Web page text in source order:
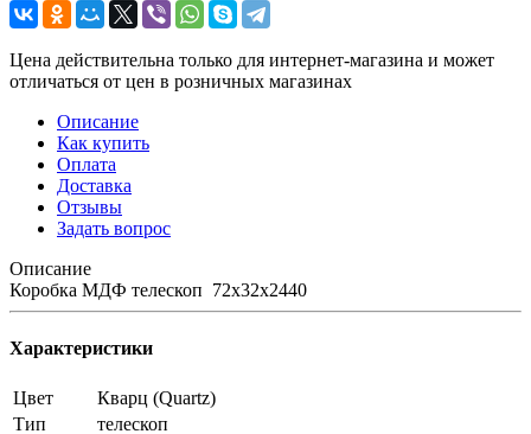
Цена действительна только для интернет-магазина и может
отличаться от цен в розничных магазинах
Описание
Как купить
Оплата
Доставка
Отзывы
Задать вопрос
Описание
Коробка МДФ телескоп 72х32х2440
Характеристики
Цвет
Кварц (Quartz)
Тип
телескоп